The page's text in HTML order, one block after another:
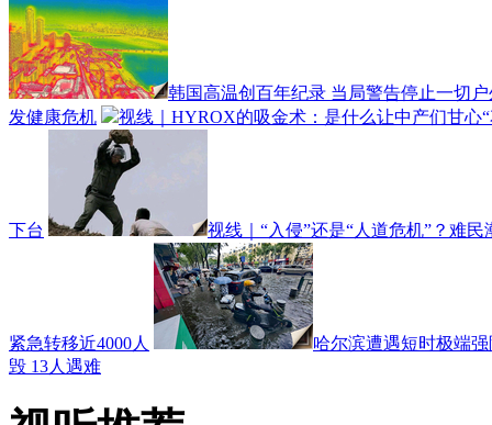
韩国高温创百年纪录 当局警告停止一切
发健康危机
视线｜HYROX的吸金术：是什么让中产们甘心
下台 视线｜“入侵”还是“人道危机”？难
紧急转移近4000人
哈尔滨遭遇短时极端
毁 13人遇难